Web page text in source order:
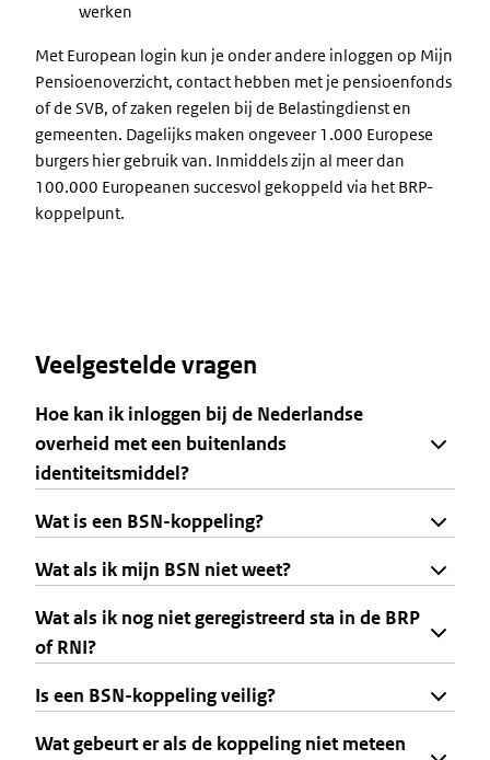
werken
Met European login kun je onder andere inloggen op Mijn
Pensioenoverzicht, contact hebben met je pensioenfonds
of de SVB, of zaken regelen bij de Belastingdienst en
gemeenten. Dagelijks maken ongeveer 1.000 Europese
burgers hier gebruik van. Inmiddels zijn al meer dan
100.000 Europeanen succesvol gekoppeld via het BRP-
koppelpunt.
Veelgestelde vragen
Hoe kan ik inloggen bij de Nederlandse
overheid met een buitenlands
identiteitsmiddel?
Wat is een BSN-koppeling?
Wat als ik mijn BSN niet weet?
Wat als ik nog niet geregistreerd sta in de BRP
of RNI?
Is een BSN-koppeling veilig?
Wat gebeurt er als de koppeling niet meteen